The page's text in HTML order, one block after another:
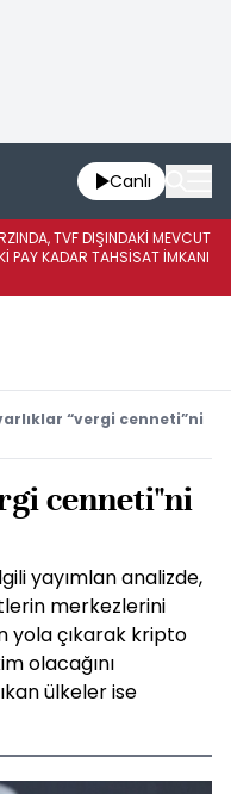
Canlı
TVF DIŞINDAKİ MEVCUT
PAY KADAR TAHSİSAT İMKANI
“vergi cenneti”ni
cenneti"ni
yayımlan analizde,
merkezlerini
yola çıkarak kripto
olacağını
ülkeler ise